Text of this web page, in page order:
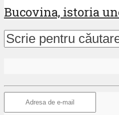
Bucovina, istoria